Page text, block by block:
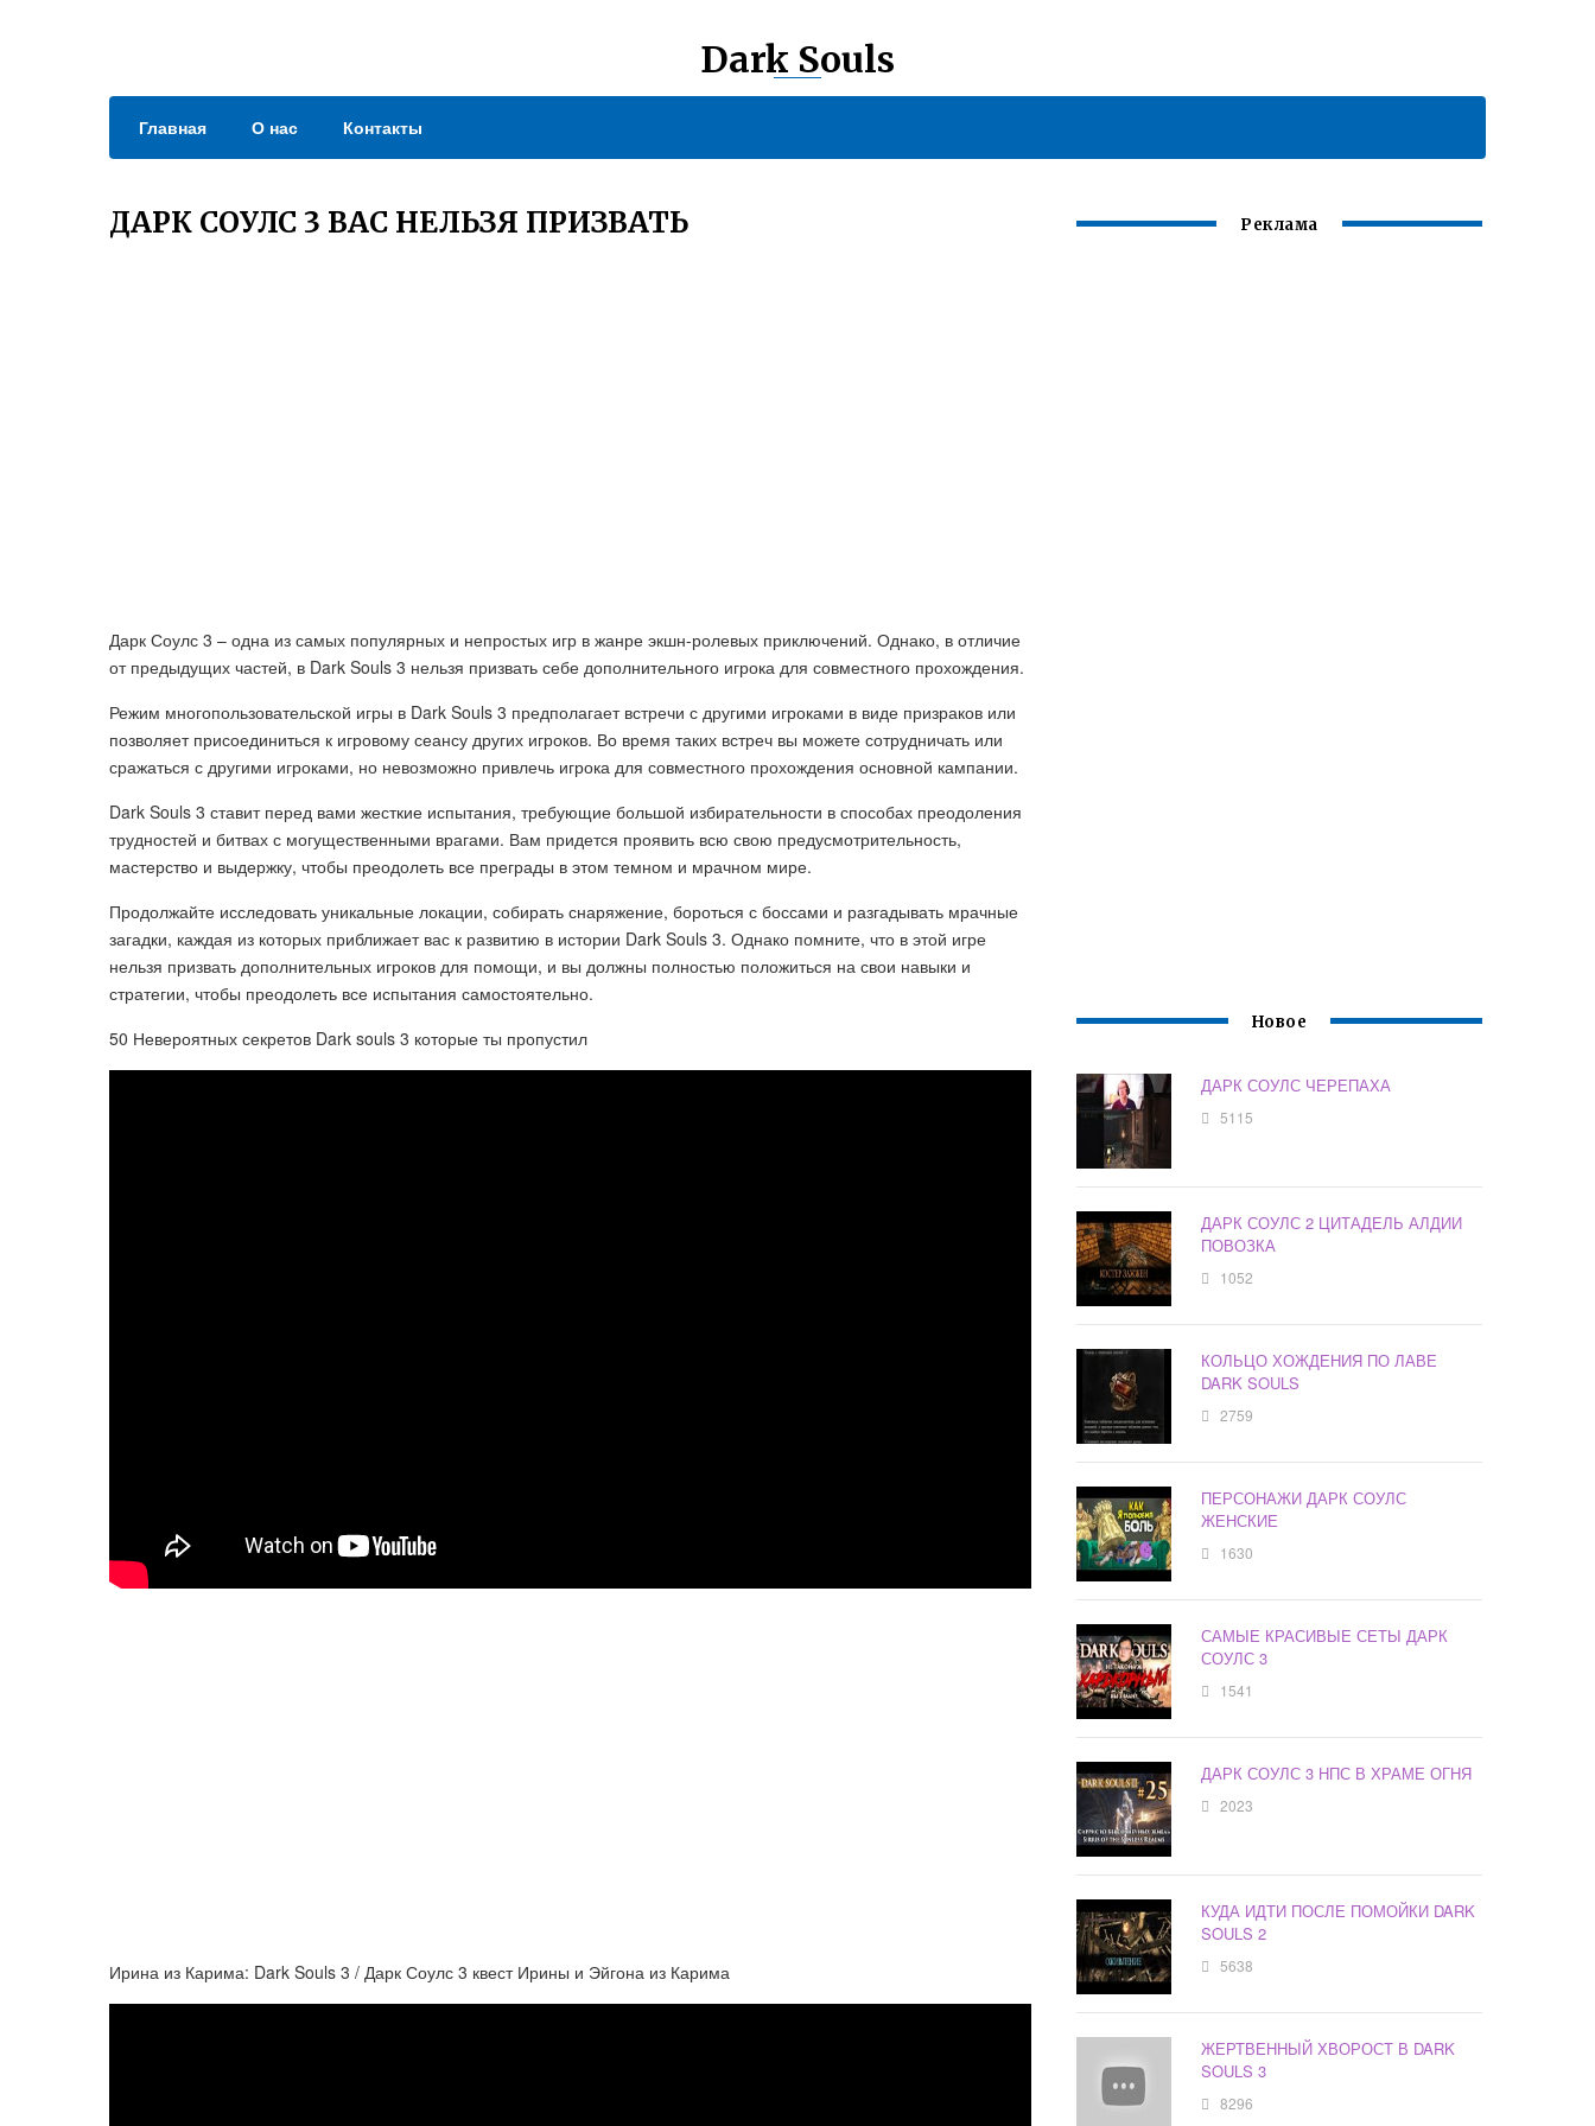
Dark Souls
Главная О нас Контакты
ДАРК СОУЛС 3 ВАС НЕЛЬЗЯ ПРИЗВАТЬ
Дарк Соулс 3 – одна из самых популярных и непростых игр в жанре экшн-ролевых приключений. Однако, в отличие
от предыдущих частей, в Dark Souls 3 нельзя призвать себе дополнительного игрока для совместного прохождения.
Режим многопользовательской игры в Dark Souls 3 предполагает встречи с другими игроками в виде призраков или
позволяет присоединиться к игровому сеансу других игроков. Во время таких встреч вы можете сотрудничать или
сражаться с другими игроками, но невозможно привлечь игрока для совместного прохождения основной кампании.
Dark Souls 3 ставит перед вами жесткие испытания, требующие большой избирательности в способах преодоления
трудностей и битвах с могущественными врагами. Вам придется проявить всю свою предусмотрительность,
мастерство и выдержку, чтобы преодолеть все преграды в этом темном и мрачном мире.
Продолжайте исследовать уникальные локации, собирать снаряжение, бороться с боссами и разгадывать мрачные
загадки, каждая из которых приближает вас к развитию в истории Dark Souls 3. Однако помните, что в этой игре
нельзя призвать дополнительных игроков для помощи, и вы должны полностью положиться на свои навыки и
стратегии, чтобы преодолеть все испытания самостоятельно.
50 Невероятных секретов Dark souls 3 которые ты пропустил
Ирина из Карима: Dark Souls 3 / Дарк Соулс 3 квест Ирины и Эйгона из Карима
Реклама
Новое
ДАРК СОУЛС ЧЕРЕПАХА
5115
ДАРК СОУЛС 2 ЦИТАДЕЛЬ АЛДИИ
ПОВОЗКА
1052
КОЛЬЦО ХОЖДЕНИЯ ПО ЛАВЕ
DARK SOULS
2759
ПЕРСОНАЖИ ДАРК СОУЛС
ЖЕНСКИЕ
1630
САМЫЕ КРАСИВЫЕ СЕТЫ ДАРК
СОУЛС 3
1541
ДАРК СОУЛС 3 НПС В ХРАМЕ ОГНЯ
2023
КУДА ИДТИ ПОСЛЕ ПОМОЙКИ DARK
SOULS 2
5638
ЖЕРТВЕННЫЙ ХВОРОСТ В DARK
SOULS 3
8296